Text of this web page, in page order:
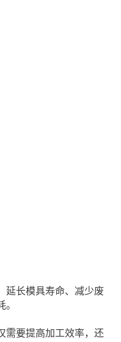
延长模具寿命、减少废
需要提高加工效率，还